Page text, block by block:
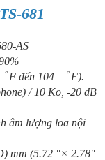
681
AS
F đến 104 ゜ F).
/ 10 Ko, -20 dB
âm lượng loa nội
mm (5.72 "× 2.78"